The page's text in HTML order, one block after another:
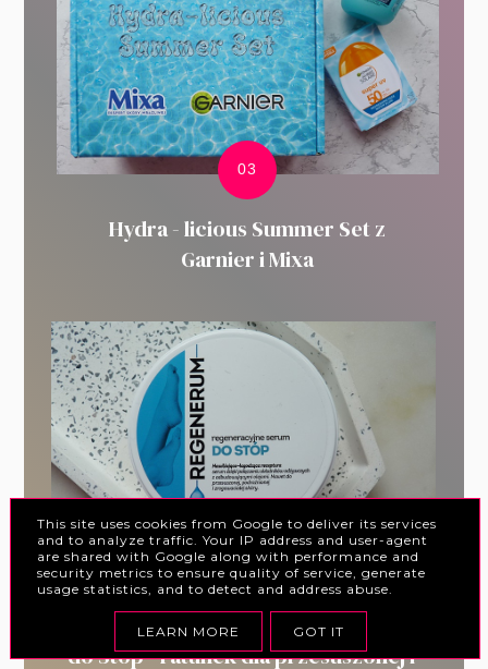
Hydra - licious Summer Set z
Garnier i Mixa
Regenerum Regeneracyjne Serum
do Stóp - ratunek dla przesuszonej i
This site uses cookies from Google to deliver its services
and to analyze traffic. Your IP address and user-agent
are shared with Google along with performance and
security metrics to ensure quality of service, generate
usage statistics, and to detect and address abuse.
LEARN MORE GOT IT